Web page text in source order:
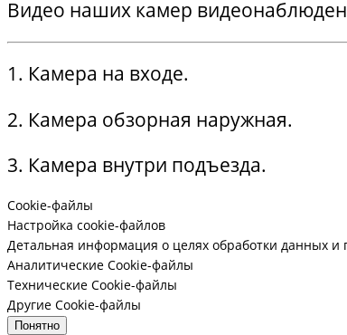
Видео наших камер
1. Камера на входе.
2. Камера обзорная наружная.
3. Камера внутри подъезда.
Cookie-файлы
Настройка cookie-файлов
Детальная информация о целях обработки данных
Аналитические Cookie-файлы
Технические Cookie-файлы
Другие Cookie-файлы
Понятно